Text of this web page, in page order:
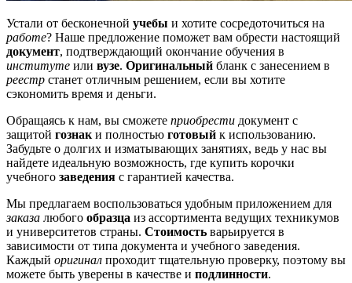
Устали от бесконечной учебы и хотите сосредоточиться на
работе? Наше предложение поможет вам обрести настоящий
документ, подтверждающий окончание обучения в
институте или вузе. Оригинальный бланк с занесением в
реестр станет отличным решением, если вы хотите
сэкономить время и деньги.
Обращаясь к нам, вы сможете приобрести документ с
защитой гознак и полностью готовый к использованию.
Забудьте о долгих и изматывающих занятиях, ведь у нас вы
найдете идеальную возможность, где купить корочки
учебного заведения с гарантией качества.
Мы предлагаем воспользоваться удобным приложением для
заказа любого образца из ассортимента ведущих техникумов
и университетов страны. Стоимость варьируется в
зависимости от типа документа и учебного заведения.
Каждый оригинал проходит тщательную проверку, поэтому вы
можете быть уверены в качестве и подлинности.